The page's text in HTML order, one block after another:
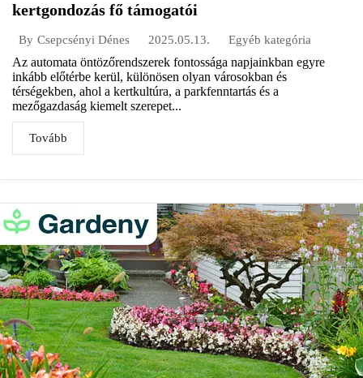
kertgondozás fő támogatói
By Csepcsényi Dénes 2025.05.13. Egyéb kategória
Az automata öntözőrendszerek fontossága napjainkban egyre
inkább előtérbe kerül, különösen olyan városokban és
térségekben, ahol a kertkultúra, a parkfenntartás és a
mezőgazdaság kiemelt szerepet...
Tovább